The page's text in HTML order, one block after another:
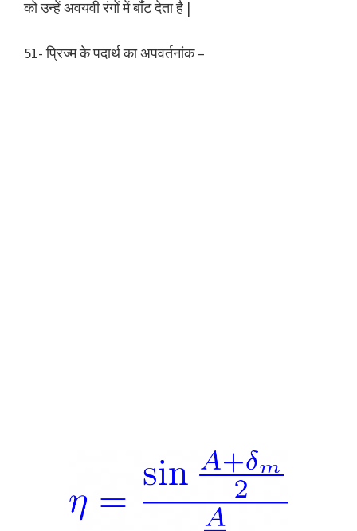
को उन्हें अवयवी रंगों में बाँट देता है |
51- प्रिज्म के पदार्थ का अपवर्तनांक –